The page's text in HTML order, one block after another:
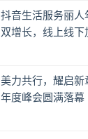
抖音生活服务丽人
双增长，线上线下
美力共行，耀启新
年度峰会圆满落幕